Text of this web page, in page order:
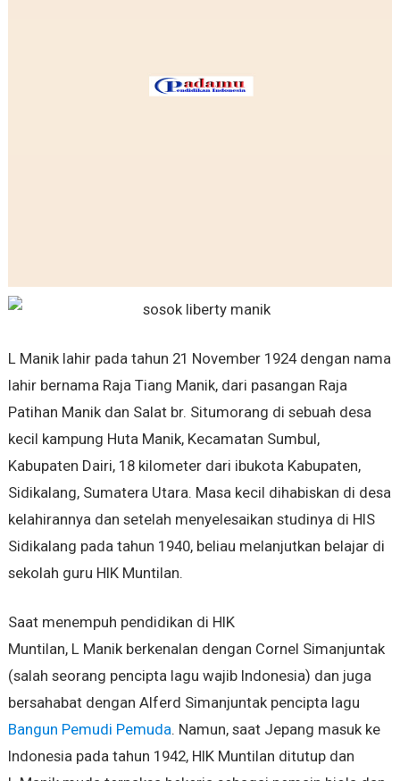
L Manik lahir pada tahun 21 November 1924 dengan nama
lahir bernama Raja Tiang Manik, dari pasangan Raja
Patihan Manik dan Salat br. Situmorang di sebuah desa
kecil kampung Huta Manik, Kecamatan Sumbul,
Kabupaten Dairi, 18 kilometer dari ibukota Kabupaten,
Sidikalang, Sumatera Utara. Masa kecil dihabiskan di desa
kelahirannya dan setelah menyelesaikan studinya di HIS
Sidikalang pada tahun 1940, beliau melanjutkan belajar di
sekolah guru HIK Muntilan.
Saat menempuh pendidikan di HIK
Muntilan, L Manik berkenalan dengan Cornel Simanjuntak
(salah seorang pencipta lagu wajib Indonesia) dan juga
bersahabat dengan Alferd Simanjuntak pencipta lagu
Bangun Pemudi Pemuda. Namun, saat Jepang masuk ke
Indonesia pada tahun 1942, HIK Muntilan ditutup dan